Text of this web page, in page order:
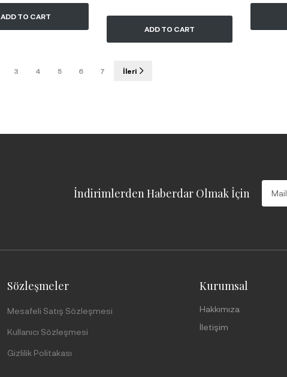
ADD TO CART
ADD TO CART
3 4 5 6 7 İleri
İndirimlerden Haberdar Olmak İçin
Sözleşmeler
Mesafeli Satış Sözleşmesi
Kullanıcı Sözleşmesi
Gizlilik Politakası
Kurumsal
Hakkımıza
İletişim